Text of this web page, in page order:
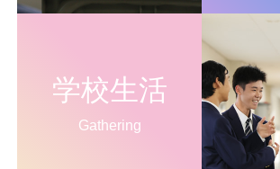
学校生活
Gathering